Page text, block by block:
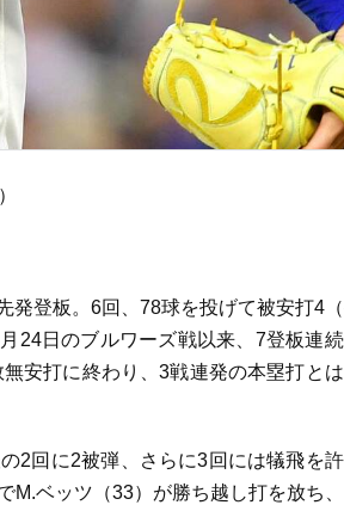
発登板。6回、78球を投げて被安打4
24日のブルワーズ戦以来、7登板連
安打に終わり、3戦連発の本塁打と
2回に2被弾、さらに3回には犠飛を
M.ベッツ（33）が勝ち越し打を放ち